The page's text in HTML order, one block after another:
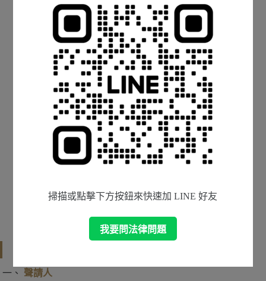
為獨資、合夥營業或為法人之負責人。
為消費借貸、消費寄託、保證、贈與或信
託。
為訴訟行為。
為和解、調解、調處或簽訂仲裁契約。
為不動產、船舶、航空器、汽車或其他重要
財產之處分、設定負擔、買賣、租賃或借
貸。
為遺產分割、遺贈、拋棄繼承權或其他相關
權利。
法院依輔助人的聲請，所指定之其他行為。
因為輔助宣告的當事人仍然保有一定的判斷
了上面的事項需要輔助人同意以外，其他
做相關法律行為
聲請人
掃描或點擊下方按鈕來快速加 LINE 好友
我要問法律問題